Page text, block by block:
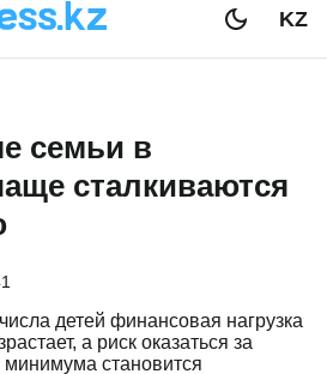
KZ
семьи в
сталкиваются
детей финансовая нагрузка
а риск оказаться за
минимума становится